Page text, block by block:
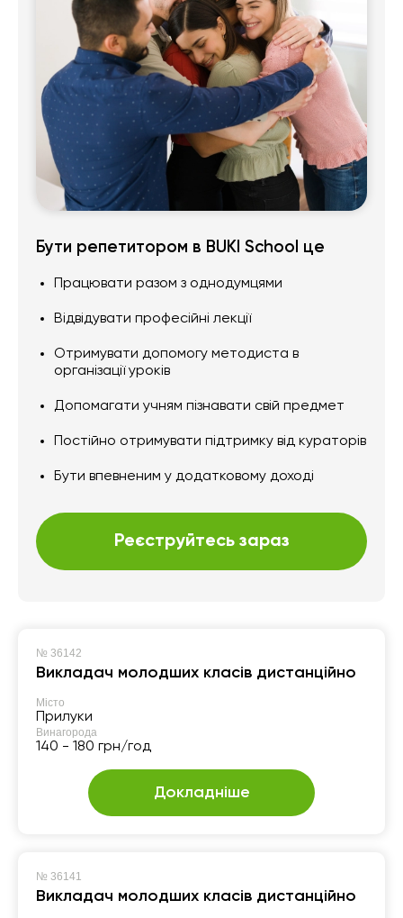
Бути репетитором в BUKI School це
Працювати разом з однодумцями
Відвідувати професійні лекції
Отримувати допомогу методиста в
організації уроків
Допомагати учням пізнавати свій предмет
Постійно отримувати підтримку від кураторів
Бути впевненим у додатковому доході
Реєструйтесь зараз
№ 36142
Викладач молодших класів дистанційно
Місто
Прилуки
Винагорода
140 - 180 грн/год
Докладніше
№ 36141
Викладач молодших класів дистанційно